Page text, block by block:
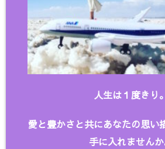
人生は１度きり。
愛と豊かさと共にあなたの思い
手に入れませんか